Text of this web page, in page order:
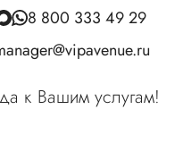
8 800 333 49 29
к Вашим услугам!